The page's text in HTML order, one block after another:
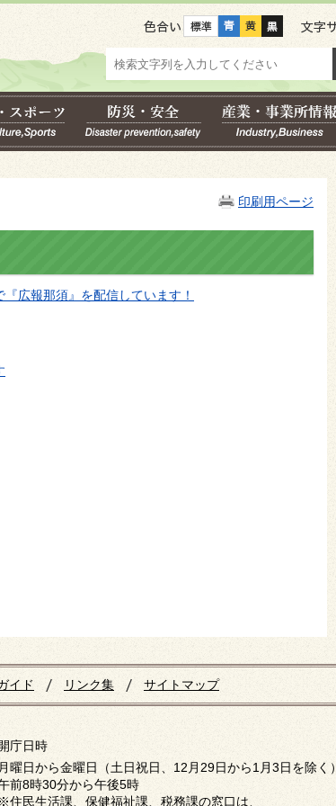
色合い
印刷用ページ
広報那須』を配信しています！
イド リンク集 サイトマップ
庁日時
月曜日から金曜日（土日祝日、12月29日から1月3日を除く）
前8時30分から午後5時
※住民生活課、保健福祉課、税務課の窓口は、